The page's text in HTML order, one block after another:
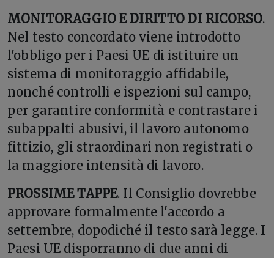
MONITORAGGIO E DIRITTO DI RICORSO.
Nel testo concordato viene introdotto
l'obbligo per i Paesi UE di istituire un
sistema di monitoraggio affidabile,
nonché controlli e ispezioni sul campo,
per garantire conformità e contrastare i
subappalti abusivi, il lavoro autonomo
fittizio, gli straordinari non registrati o
la maggiore intensità di lavoro.
PROSSIME TAPPE. Il Consiglio dovrebbe
approvare formalmente l'accordo a
settembre, dopodiché il testo sarà legge. I
Paesi UE disporranno di due anni di